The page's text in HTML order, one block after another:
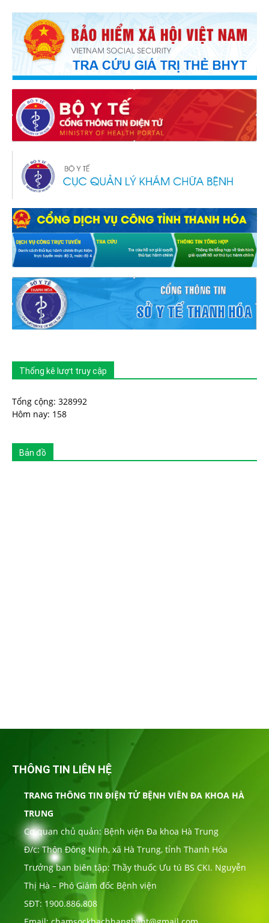
Thống kê lượt truy cập
Tổng cộng: 328992
Hôm nay: 158
Bản đồ
THÔNG TIN LIÊN HỆ
TRANG THÔNG TIN ĐIỆN TỬ BỆNH VIÊN ĐA KHOA HÀ
TRUNG
Cơ quan chủ quản: Bệnh viện Đa khoa Hà Trung
Đ/c: Thôn Đông Ninh, xã Hà Trung, tỉnh Thanh Hóa
Trưởng ban biên tập: Thầy thuốc Ưu tú BS CKI. Nguyễn
Thị Hà – Phó Giám đốc Bệnh viện
SĐT: 1900.886.808